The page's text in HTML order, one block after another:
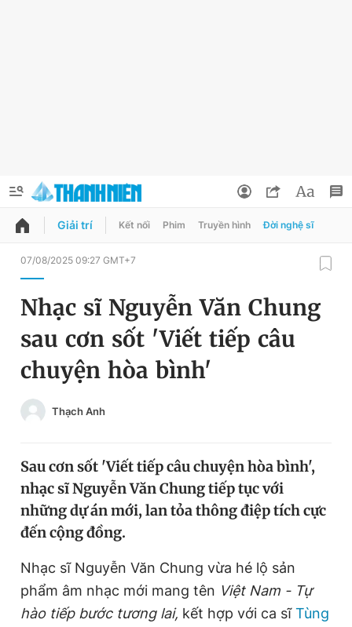
QUẢNG CÁO
Chuyên mục khác
Chào ngày mới
Tin thị trường
Video Magazine
Sản phẩm khác
Tiện ích Bạn cần biết
Đổi mật khẩu
Tin đã lưu
Tin đã xem
Giải trí Kết nối Phim Truyền hình Đời nghệ sĩ
07/08/2025 09:27 GMT+7
Nhạc sĩ Nguyễn Văn Chung
sau cơn sốt 'Viết tiếp câu
chuyện hòa bình'
Thạch Anh
Sau cơn sốt 'Viết tiếp câu chuyện hòa bình',
nhạc sĩ Nguyễn Văn Chung tiếp tục với
những dự án mới, lan tỏa thông điệp tích cực
đến cộng đồng.
Nhạc sĩ Nguyễn Văn Chung vừa hé lộ sản
phẩm âm nhạc mới mang tên Việt Nam - Tự
hào tiếp bước tương lai, kết hợp với ca sĩTùng